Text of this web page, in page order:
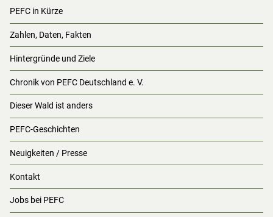
PEFC in Kürze
Zahlen, Daten, Fakten
Hintergründe und Ziele
Chronik von PEFC Deutschland e. V.
Dieser Wald ist anders
PEFC-Geschichten
Neuigkeiten / Presse
Kontakt
Jobs bei PEFC